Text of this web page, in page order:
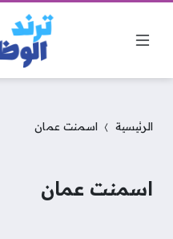
الرئيسية اسمنت عمان
اسمنت عمان